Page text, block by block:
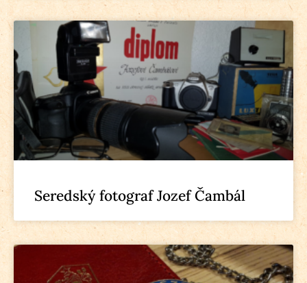
Seredský fotograf Jozef Čambál